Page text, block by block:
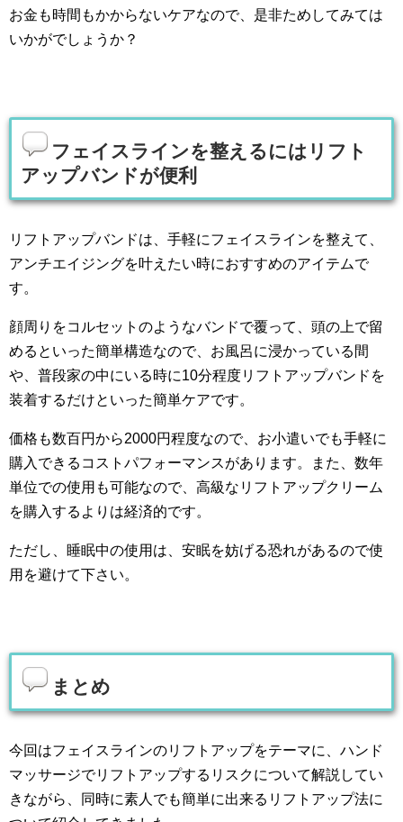
お金も時間もかからないケアなので、是非ためしてみては
いかがでしょうか？
フェイスラインを整えるにはリフト
アップバンドが便利
リフトアップバンドは、手軽にフェイスラインを整えて、
アンチエイジングを叶えたい時におすすめのアイテムで
す。
顔周りをコルセットのようなバンドで覆って、頭の上で留
めるといった簡単構造なので、お風呂に浸かっている間
や、普段家の中にいる時に10分程度リフトアップバンドを
装着するだけといった簡単ケアです。
価格も数百円から2000円程度なので、お小遣いでも手軽に
購入できるコストパフォーマンスがあります。また、数年
単位での使用も可能なので、高級なリフトアップクリーム
を購入するよりは経済的です。
ただし、睡眠中の使用は、安眠を妨げる恐れがあるので使
用を避けて下さい。
まとめ
今回はフェイスラインのリフトアップをテーマに、ハンド
マッサージでリフトアップするリスクについて解説してい
きながら、同時に素人でも簡単に出来るリフトアップ法に